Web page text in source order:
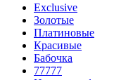
Exclusive
Золотые
Платиновые
Красивые
Бабочка
77777